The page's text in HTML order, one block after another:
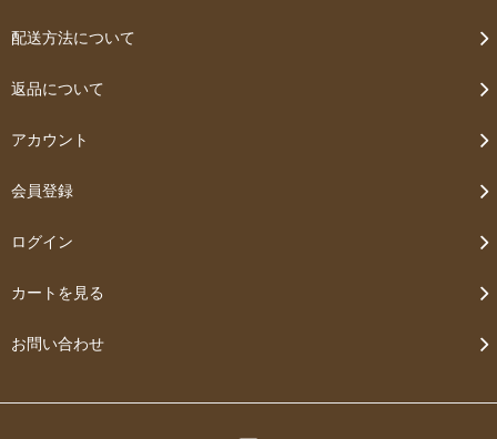
配送方法について
返品について
アカウント
会員登録
ログイン
カートを見る
お問い合わせ